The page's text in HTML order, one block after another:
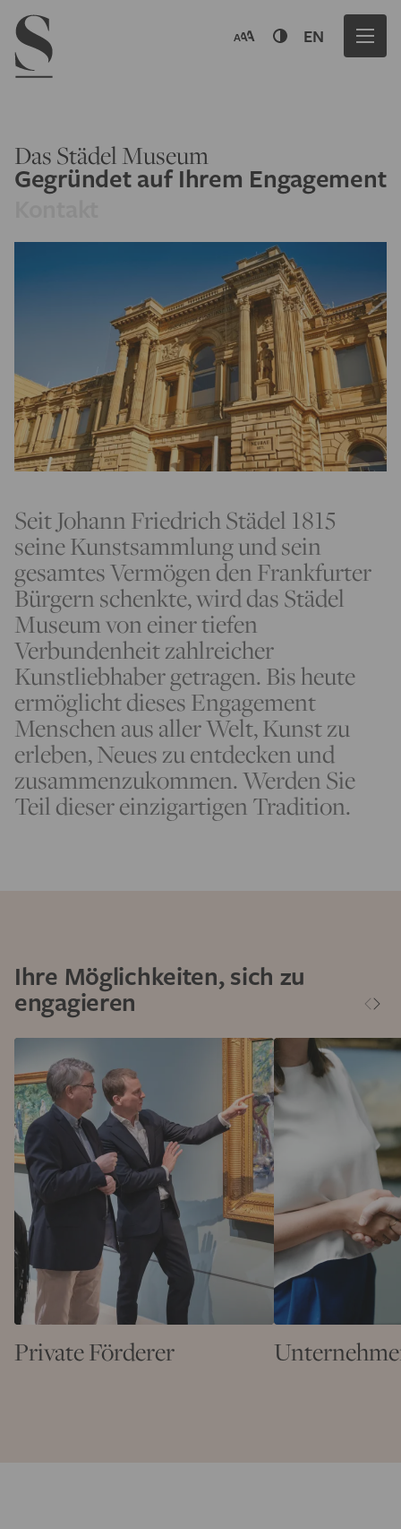
Navigation menu
EN
Das Städel Museum
Gegründet auf Ihrem Engagement
Seit Johann Friedrich Städel 1815
seine Kunstsammlung und sein
gesamtes Vermögen den Frankfurter
Bürgern schenkte, wird das Städel
Museum von einer tiefen
Verbundenheit zahlreicher
Kunstliebhaber getragen. Bis heute
ermöglicht dieses Engagement
Menschen aus aller Welt, Kunst zu
erleben, Neues zu entdecken und
zusammenzukommen. Werden Sie
Teil dieser einzigartigen Tradition.
Ihre Möglichkeiten, sich zu
engagieren
Private Förderer